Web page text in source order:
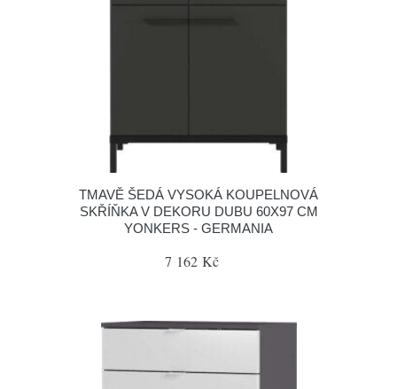
TMAVĚ ŠEDÁ VYSOKÁ KOUPELNOVÁ
SKŘÍŇKA V DEKORU DUBU 60X97 CM
YONKERS - GERMANIA
7 162 Kč